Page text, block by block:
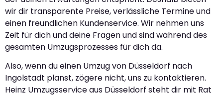
wir dir transparente Preise, verlässliche Termine und
einen freundlichen Kundenservice. Wir nehmen uns
Zeit für dich und deine Fragen und sind während des
gesamten Umzugsprozesses für dich da.
Also, wenn du einen Umzug von Düsseldorf nach
Ingolstadt planst, zögere nicht, uns zu kontaktieren.
Heinz Umzugsservice aus Düsseldorf steht dir mit Rat